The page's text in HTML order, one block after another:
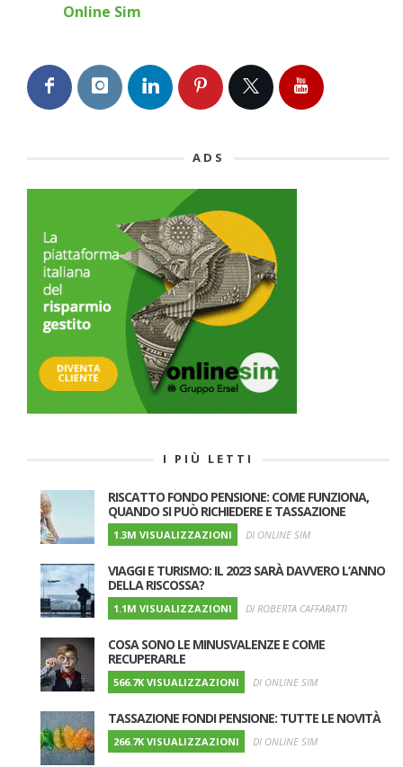
Online Sim
ADS
I PIÙ LETTI
RISCATTO FONDO PENSIONE: COME FUNZIONA,
QUANDO SI PUÒ RICHIEDERE E TASSAZIONE
1.3M VISUALIZZAZIONI DI ONLINE SIM
VIAGGI E TURISMO: IL 2023 SARÀ DAVVERO L’ANNO
DELLA RISCOSSA?
1.1M VISUALIZZAZIONI DI ROBERTA CAFFARATTI
COSA SONO LE MINUSVALENZE E COME
RECUPERARLE
566.7K VISUALIZZAZIONI DI ONLINE SIM
TASSAZIONE FONDI PENSIONE: TUTTE LE NOVITÀ
266.7K VISUALIZZAZIONI DI ONLINE SIM